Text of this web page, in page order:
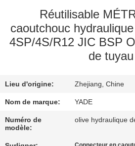
VISITE
D'USINE
QUALITÉ
CONTACTEZ-
Réutilisable
caoutchouc
4SP/4S/R12 JIC BSP
de tuyau
Lieu d'origine: Zhejiang, Chine
Nom de marque: YADE
Numéro de
modèle:
olive hydraulique